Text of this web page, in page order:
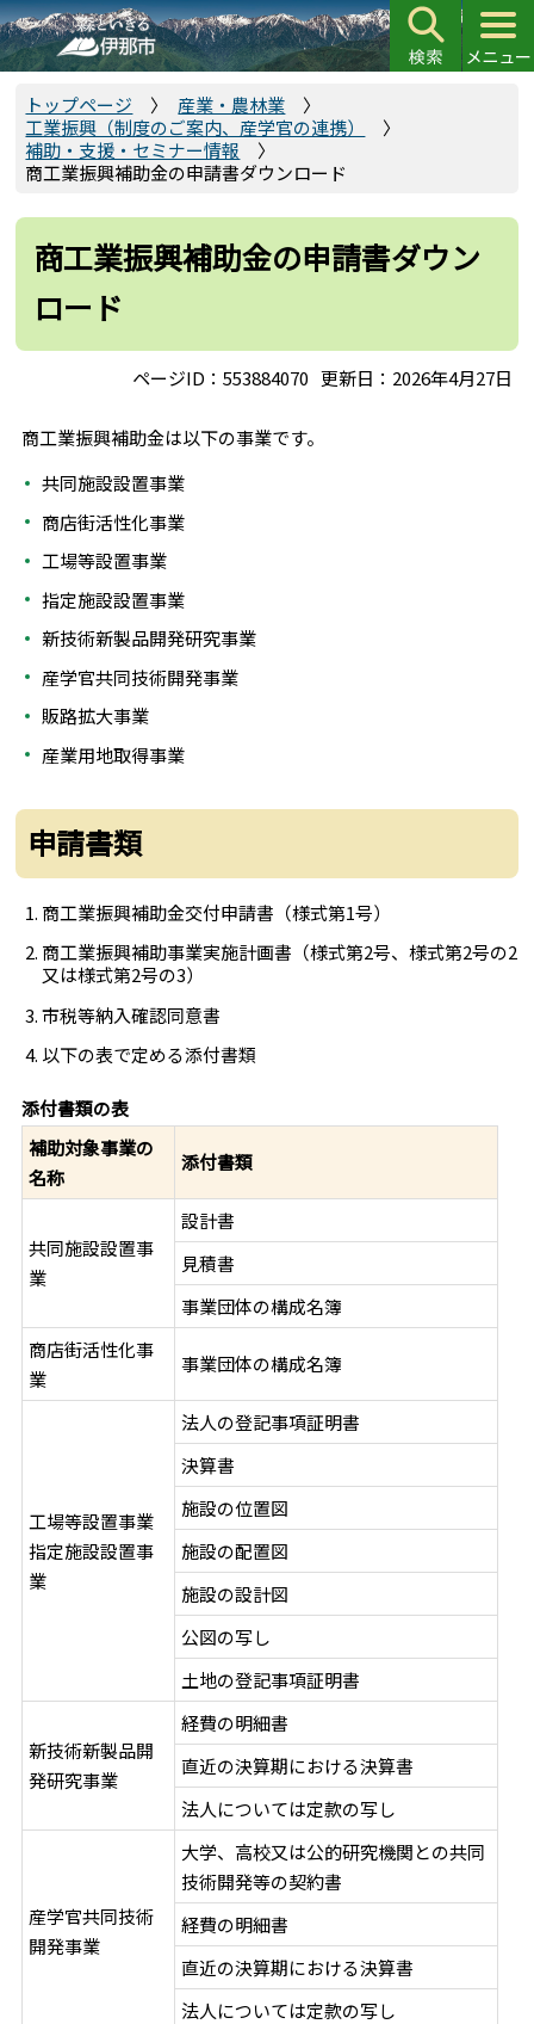
こ
の
ペ
頭
トップページ
産業・農林業
工業振興（制度のご案内、産学官の連携）
補助・支援・セミナー情報
商工業振興補助金の申請書ダウンロード
商工業振興補助金の申請書ダウン
ロード
ページID：553884070 更新日：2026年4月27日
商工業振興補助金は以下の事業です。
共同施設設置事業
商店街活性化事業
工場等設置事業
指定施設設置事業
新技術新製品開発研究事業
産学官共同技術開発事業
販路拡大事業
産業用地取得事業
申請書類
商工業振興補助金交付申請書（様式第1号）
商工業振興補助事業実施計画書（様式第2号、様式第2号の2
又は様式第2号の3）
市税等納入確認同意書
以下の表で定める添付書類
添付書類の表
補助対象事業の
名称
添付書類
共同施設設置事
業
設計書
見積書
事業団体の構成名簿
商店街活性化事
業
事業団体の構成名簿
工場等設置事業
指定施設設置事
業
法人の登記事項証明書
決算書
施設の位置図
施設の配置図
施設の設計図
公図の写し
土地の登記事項証明書
新技術新製品開
発研究事業
経費の明細書
直近の決算期における決算書
法人については定款の写し
産学官共同技術
開発事業
大学、高校又は公的研究機関との共同
技術開発等の契約書
経費の明細書
直近の決算期における決算書
法人については定款の写し